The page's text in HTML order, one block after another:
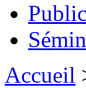
Accueil